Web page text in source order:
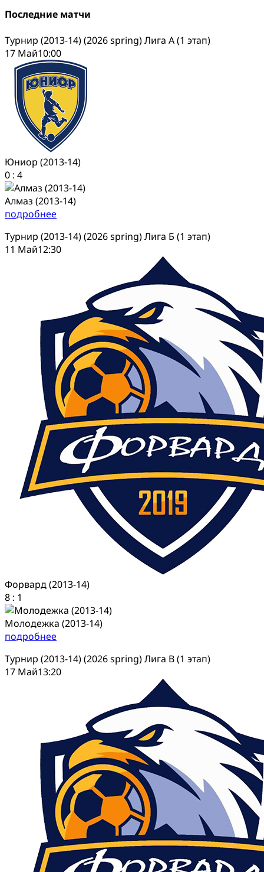
Последние матчи
Турнир (2013-14) (2026 spring) Лига А (1 этап)
17 Май10:00
Юниор (2013-14)
0 : 4
Алмаз (2013-14)
подробнее
Турнир (2013-14) (2026 spring) Лига Б (1 этап)
11 Май12:30
Форвард (2013-14)
8 : 1
Молодежка (2013-14)
подробнее
Турнир (2013-14) (2026 spring) Лига В (1 этап)
17 Май13:20